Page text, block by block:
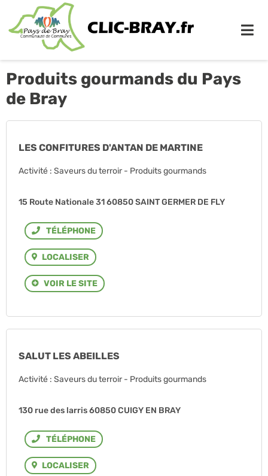
Produits gourmands du Pays
de Bray
LES CONFITURES D'ANTAN DE MARTINE
Activité : Saveurs du terroir - Produits gourmands
15 Route Nationale 31 60850 SAINT GERMER DE FLY
Téléphone
LOCALISER
VOIR LE SITE
SALUT LES ABEILLES
Activité : Saveurs du terroir - Produits gourmands
130 rue des larris 60850 CUIGY EN BRAY
Téléphone
LOCALISER